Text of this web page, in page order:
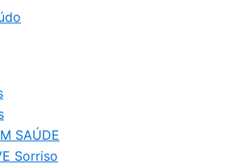
SAÚDE
Sorriso